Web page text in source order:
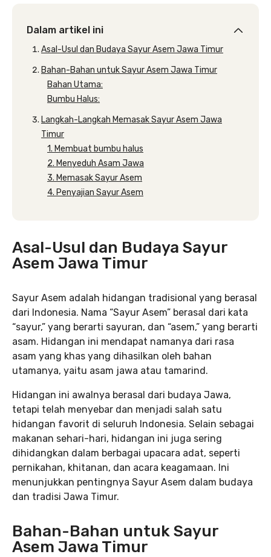
Dalam artikel ini
Asal-Usul dan Budaya Sayur Asem Jawa Timur
Bahan-Bahan untuk Sayur Asem Jawa Timur
Bahan Utama:
Bumbu Halus:
Langkah-Langkah Memasak Sayur Asem Jawa
Timur
1. Membuat bumbu halus
2. Menyeduh Asam Jawa
3. Memasak Sayur Asem
4. Penyajian Sayur Asem
Asal-Usul dan Budaya Sayur
Asem Jawa Timur
Sayur Asem adalah hidangan tradisional yang berasal
dari Indonesia. Nama “Sayur Asem” berasal dari kata
“sayur,” yang berarti sayuran, dan “asem,” yang berarti
asam. Hidangan ini mendapat namanya dari rasa
asam yang khas yang dihasilkan oleh bahan
utamanya, yaitu asam jawa atau tamarind.
Hidangan ini awalnya berasal dari budaya Jawa,
tetapi telah menyebar dan menjadi salah satu
hidangan favorit di seluruh Indonesia. Selain sebagai
makanan sehari-hari, hidangan ini juga sering
dihidangkan dalam berbagai upacara adat, seperti
pernikahan, khitanan, dan acara keagamaan. Ini
menunjukkan pentingnya Sayur Asem dalam budaya
dan tradisi Jawa Timur.
Bahan-Bahan untuk Sayur
Asem Jawa Timur